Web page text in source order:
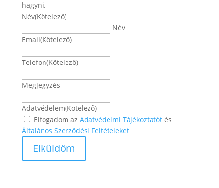
hagyni.
Név(Kötelező)
Név
Email(Kötelező)
Telefon(Kötelező)
Megjegyzés
Adatvédelem(Kötelező)
Elfogadom az Adatvédelmi Tájékoztatótés
Általános Szerződési Feltételeket